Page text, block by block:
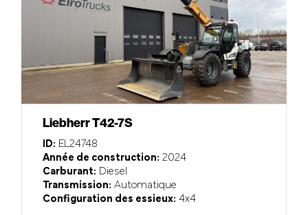
Liebherr T42-7S
ID: EL24748
Année de construction: 2024
Carburant: Diesel
Transmission: Automatique
Configuration des essieux: 4x4